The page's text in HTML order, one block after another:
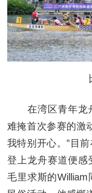
在湾区青年龙
难掩首次参赛的激
我特别开心。”目
登上龙舟赛道便感
毛里求斯的